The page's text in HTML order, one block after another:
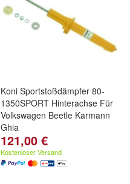
Koni Sportstoßdämpfer 80-
1350SPORT Hinterachse Für
Volkswagen Beetle Karmann
Ghia
121,00 €
Kostenloser Versand